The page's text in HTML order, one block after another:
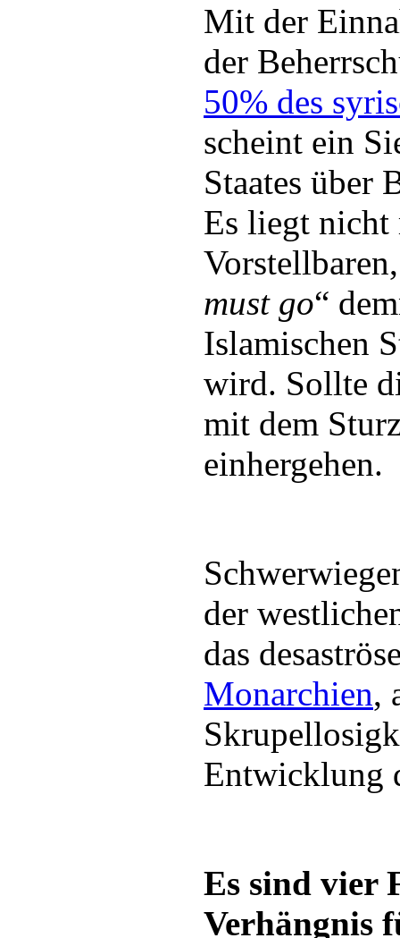
Mit der
der
50% des
scheint ein
Staates über
Es liegt nicht
must go“
Islamischen
wird. Sollte
mit dem
einhergehen.
der
das
Monarchien,
Entwicklung
Es sind vier
Verhängnis